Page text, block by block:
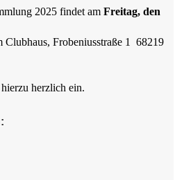
2025 findet am Freitag, den
Frobeniusstraße 1
68219
herzlich ein.